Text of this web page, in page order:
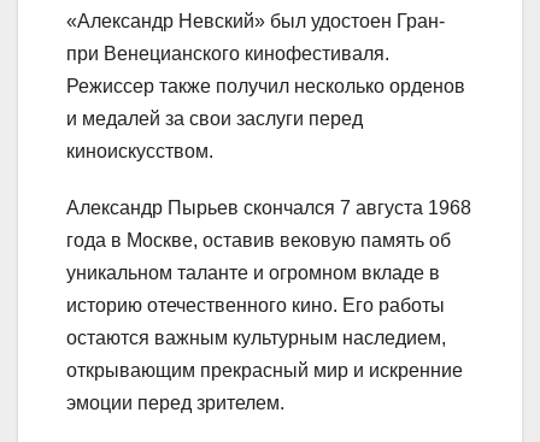
«Александр Невский» был удостоен Гран-
при Венецианского кинофестиваля.
Режиссер также получил несколько орденов
и медалей за свои заслуги перед
киноискусством.
Александр Пырьев скончался 7 августа 1968
года в Москве, оставив вековую память об
уникальном таланте и огромном вкладе в
историю отечественного кино. Его работы
остаются важным культурным наследием,
открывающим прекрасный мир и искренние
эмоции перед зрителем.